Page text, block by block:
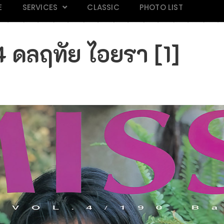
SERVICES CLASSIC PHOTO LIST
ดลฤทัย ไอยรา [1]
118Mars Magazine 28
Click
Praew 813
Click
IN